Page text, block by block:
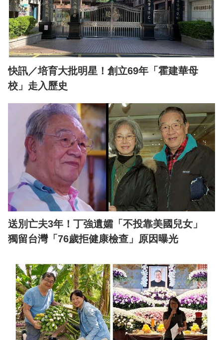
快訊／培育大批明星！創立69年「霍建華母
校」走入歷史
送別亡夫3年！丁強遺孀「不投靠美國兒女」
獨留台灣「76歲拒健康檢查」原因曝光